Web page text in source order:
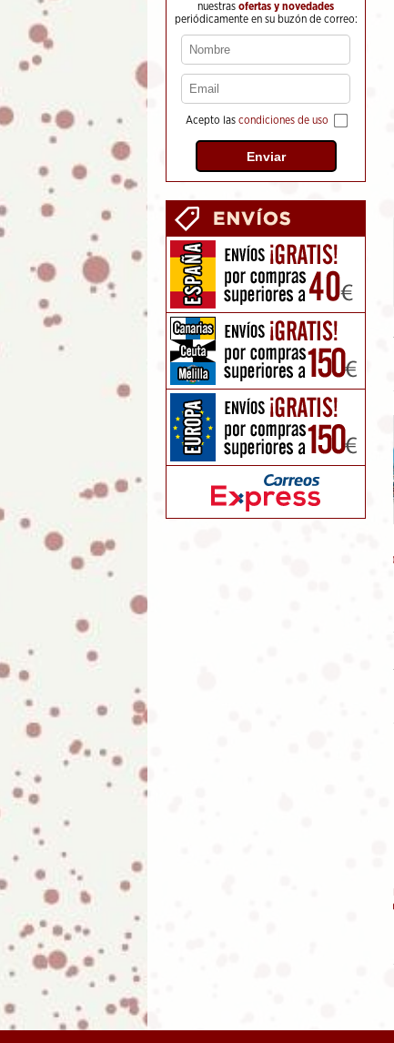
nuestras ofertas y novedades
periódicamente en su buzón de correo:
Acepto las condiciones de uso